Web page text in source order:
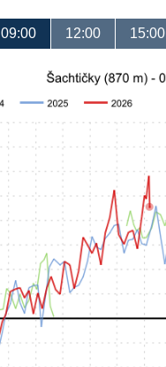
09:00 12:00 15:00